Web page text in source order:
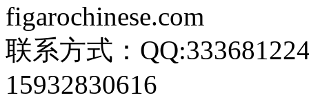
figarochinese.com
联系方式：
15932830616